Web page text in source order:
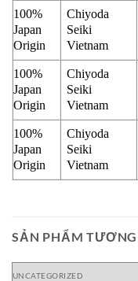
100%
Japan
Origin
Chiyoda
Seiki
Vietnam
100%
Japan
Origin
Chiyoda
Seiki
Vietnam
100%
Japan
Origin
Chiyoda
Seiki
Vietnam
SẢN PHẨM
UNCATEGORIZED